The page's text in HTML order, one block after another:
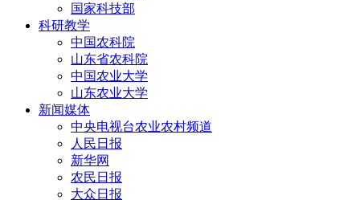
国家科技部
科研教学
中国农科院
山东省农科院
中国农业大学
山东农业大学
新闻媒体
中央电视台农业农村频道
人民日报
新华网
农民日报
大众日报